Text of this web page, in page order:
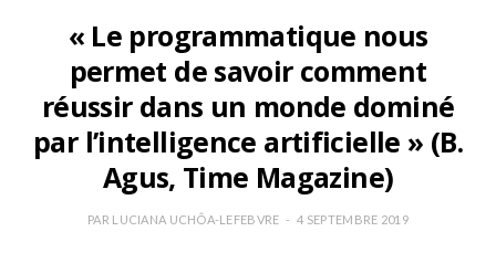
« Le programmatique nous
permet de savoir comment
réussir dans un monde dominé
par l’intelligence artificielle » (B.
Agus, Time Magazine)
PAR LUCIANA UCHÔA-LEFEBVRE 4 SEPTEMBRE 2019